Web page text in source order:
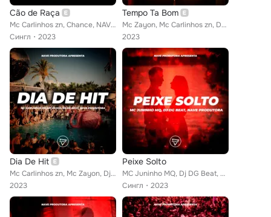
Cão de Raça
Mc Carlinhos zn, Chance, NAVE Produtora
Сингл
2023
Tempo Ta Bom
Mc Zayon, Mc Carlinhos zn, DJ M4NOBH, NAVE Produtora
2023
Dia De Hit
Mc Carlinhos zn, Mc Zayon, Dj DG Beat, NAVE Produtora
2023
Peixe Solto
MC Juninho MQ, Dj DG Beat, NAVE Produtora
Сингл
2023